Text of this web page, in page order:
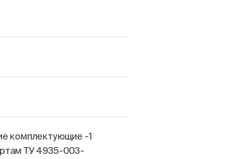
комплектующие -1
ТУ 4935-003-